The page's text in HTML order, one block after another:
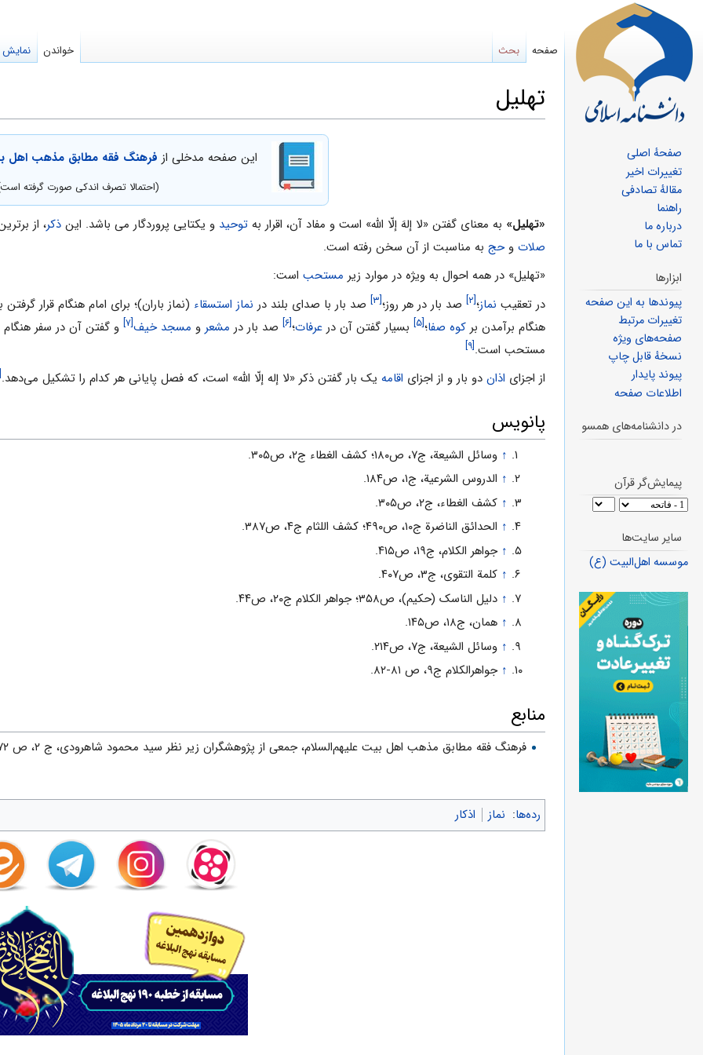
تهلیل
این صفحه مدخلی از فرهنگ فقه مطابق مذهب اهل
(احتمالا تصرف اندکی صورت گرفته
«تهلیل» به معنای گفتن «لا إلهَ إلّا اللّه» است و مفاد آن، اقرار به توحید و یکتایى پروردگار می باشد. این ذکر، از
صلات وحج به مناسبت از آن سخن رفته است.
«تهلیل» در همه احوال به ویژه در موارد زیر مستحب است:
در تعقیب نماز؛[۲] صد بار در هر روز؛[۳] صد بار با صداى بلند در نماز استسقاء (نماز باران)؛ براى امام هنگام قرار
هنگام برآمدن بر کوه صفا؛[۵] بسیار گفتن آن در عرفات؛[۶] صد بار در مشعر و مسجد خیف[۷]
و گفتن آن در سفر هنگام
مستحب است.[۹]
از اجزاى اذان دو بار و از اجزاى اقامه یک بار گفتن ذکر «لا إله إلّا اللّه» است، که فصل پایانى هر کدام را تشکیل مى‌دهد.
پانویس
↑ وسائل الشیعة، ج۷، ص۱۸۰؛ کشف الغطاء ج۲، ص۳۰۵.
↑ الدروس الشرعیة، ج۱، ص۱۸۴.
↑ کشف الغطاء، ج۲، ص۳۰۵.
↑ الحدائق الناضرة ج۱۰، ص۴۹۰؛ کشف اللثام ج۴، ص۳۸۷.
↑ جواهر الکلام، ج۱۹، ص۴۱۵.
↑ کلمة التقوى، ج۳، ص۴۰۷.
↑ دلیل الناسک (حکیم)، ص۳۵۸؛ جواهر الکلام ج۲۰، ص۴۴.
↑ همان، ج۱۸، ص۱۴۵.
↑ وسائل الشیعة، ج۷، ص۲۱۴.
↑ جواهرالکلام ج۹، ص ۸۱-۸۲.
منابع
فرهنگ فقه مطابق مذهب اهل بیت علیهم‌السلام، جمعى از پژوهشگران زیر نظر سید محمود شاهرودى، ج ‌۲، ص ۶۷۲.
رده‌ها: نماز اذکار
صفحه بحث خواندن نمایش
صفحهٔ اصلی
تغییرات اخیر
مقالهٔ تصادفی
راهنما
درباره ما
تماس با ما
ابزارها
پیوندها به این صفحه
تغییرات مرتبط
صفحه‌های ویژه
نسخهٔ قابل چاپ
پیوند پایدار
اطلاعات صفحه
در دانشنامه‌های همسو
پیمایش‌گر قرآن
سایر سایت‌ها
موسسه اهل‌البیت (ع)